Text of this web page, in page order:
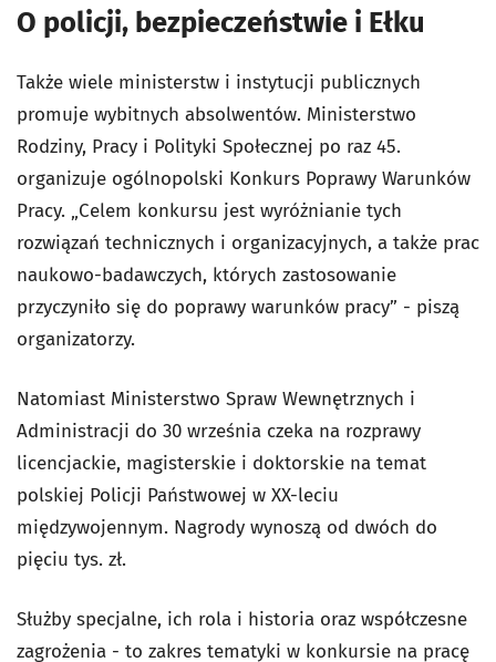
O policji, bezpieczeństwie i Ełku
Także wiele ministerstw i instytucji publicznych
promuje wybitnych absolwentów. Ministerstwo
Rodziny, Pracy i Polityki Społecznej po raz 45.
organizuje ogólnopolski Konkurs Poprawy Warunków
Pracy. „Celem konkursu jest wyróżnianie tych
rozwiązań technicznych i organizacyjnych, a także prac
naukowo-badawczych, których zastosowanie
przyczyniło się do poprawy warunków pracy” - piszą
organizatorzy.
Natomiast Ministerstwo Spraw Wewnętrznych i
Administracji do 30 września czeka na rozprawy
licencjackie, magisterskie i doktorskie na temat
polskiej Policji Państwowej w XX-leciu
międzywojennym. Nagrody wynoszą od dwóch do
pięciu tys. zł.
Służby specjalne, ich rola i historia oraz współczesne
zagrożenia - to zakres tematyki w konkursie na pracę